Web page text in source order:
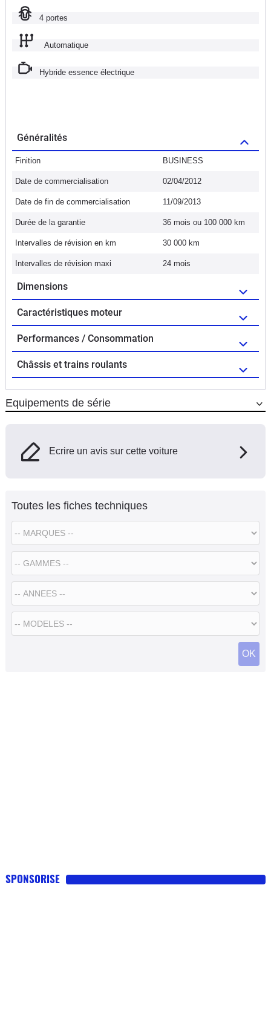
4 portes
Automatique
Hybride essence électrique
Généralités
Finition BUSINESS
Date de commercialisation 02/04/2012
Date de fin de commercialisation 11/09/2013
Durée de la garantie 36 mois ou 100 000 km
Intervalles de révision en km 30 000 km
Intervalles de révision maxi 24 mois
Dimensions
Caractéristiques moteur
Performances / Consommation
Châssis et trains roulants
Equipements de série
Ecrire un avis sur cette voiture
Toutes les fiches techniques
SPONSORISE